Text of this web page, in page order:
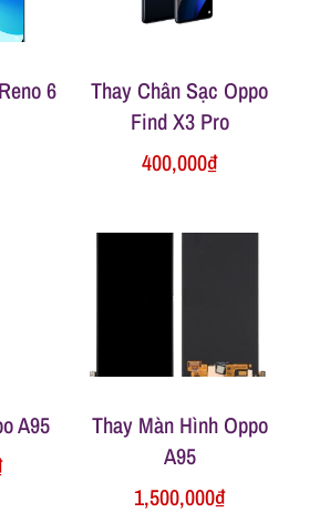
6
Thay Chân Sạc Oppo
Find X3 Pro
400,000₫
A95
Thay Màn Hình Oppo
A95
1,500,000₫